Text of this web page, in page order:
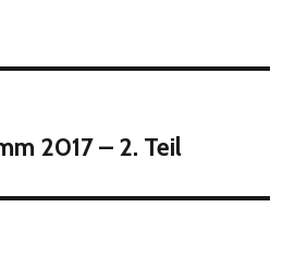
2017 – 2. Teil